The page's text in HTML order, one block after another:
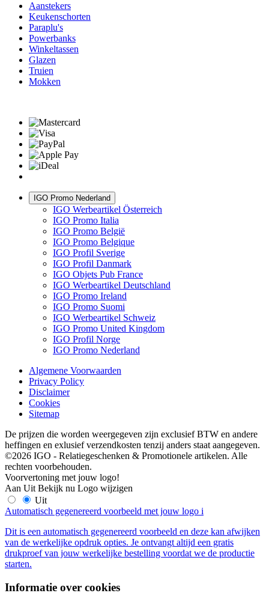
Aanstekers
Keukenschorten
Paraplu's
Powerbanks
Winkeltassen
Glazen
Truien
Mokken
IGO Promo Nederland
IGO Werbeartikel Österreich
IGO Promo Italia
IGO Promo België
IGO Promo Belgique
IGO Profil Sverige
IGO Profil Danmark
IGO Objets Pub France
IGO Werbeartikel Deutschland
IGO Promo Ireland
IGO Promo Suomi
IGO Werbeartikel Schweiz
IGO Promo United Kingdom
IGO Profil Norge
IGO Promo Nederland
Algemene Voorwaarden
Privacy Policy
Disclaimer
Cookies
Sitemap
De prijzen die worden weergegeven zijn exclusief BTW en andere
heffingen en exlusief verzendkosten tenzij anders staat aangegeven.
©2026 IGO - Relatiegeschenken & Promotionele artikelen. Alle
rechten voorbehouden.
Voorvertoning met jouw logo!
Aan Uit Bekijk nu Logo wijzigen
Uit
Automatisch gegenereerd voorbeeld met jouw logo i
Dit is een automatisch gegenereerd voorbeeld en deze kan afwijken
van de werkelijke opdruk opties. Je ontvangt altijd een gratis
drukproef van jouw werkelijke bestelling voordat we de productie
starten.
Informatie over cookies